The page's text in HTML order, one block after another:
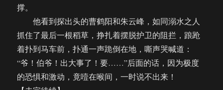
撑。
他看到探出头的曹鹤阳和朱云峰，如同溺水之人
抓住了最后一根稻草，挣扎着摆脱护卫的阻拦，踉跄
着扑到马车前，扑通一声跪倒在地，嘶声哭喊道：
“爷！伯爷！出大事了！要……”后面的话，因为极度
的恐惧和激动，竟噎在喉间，一时说不出来！